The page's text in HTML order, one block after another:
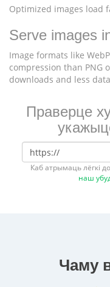
Optimized images load
Serve images
Image formats like
compression than PNG
downloads and less
Праверце
Каб атрымаць лёгкі
наш
Чаму